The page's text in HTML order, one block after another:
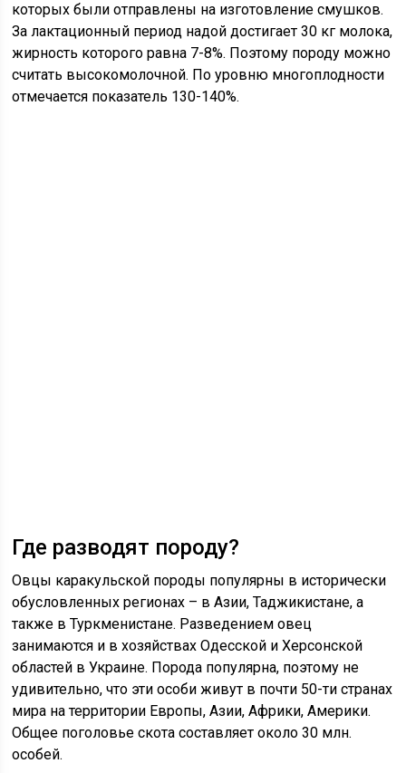
которых были отправлены на изготовление смушков.
За лактационный период надой достигает 30 кг молока,
жирность которого равна 7-8%. Поэтому породу можно
считать высокомолочной. По уровню многоплодности
отмечается показатель 130-140%.
Где разводят породу?
Овцы каракульской породы популярны в исторически
обусловленных регионах – в Азии, Таджикистане, а
также в Туркменистане. Разведением овец
занимаются и в хозяйствах Одесской и Херсонской
областей в Украине. Порода популярна, поэтому не
удивительно, что эти особи живут в почти 50-ти странах
мира на территории Европы, Азии, Африки, Америки.
Общее поголовье скота составляет около 30 млн.
особей.